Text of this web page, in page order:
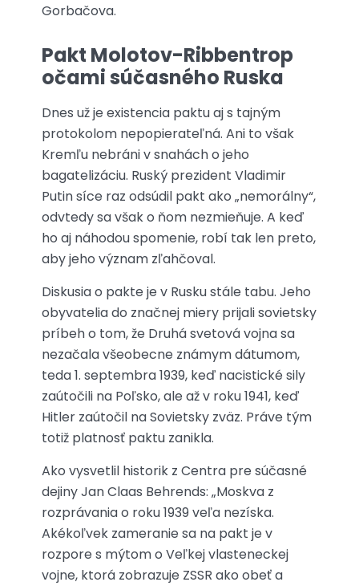
Gorbačova.
Pakt Molotov-Ribbentrop
očami súčasného Ruska
Dnes už je existencia paktu aj s tajným
protokolom nepopierateľná. Ani to však
Kremľu nebráni v snahách o jeho
bagatelizáciu. Ruský prezident Vladimir
Putin síce raz odsúdil pakt ako „nemorálny“,
odvtedy sa však o ňom nezmieňuje. A keď
ho aj náhodou spomenie, robí tak len preto,
aby jeho význam zľahčoval.
Diskusia o pakte je v Rusku stále tabu. Jeho
obyvatelia do značnej miery prijali sovietsky
príbeh o tom, že Druhá svetová vojna sa
nezačala všeobecne známym dátumom,
teda 1. septembra 1939, keď nacistické sily
zaútočili na Poľsko, ale až v roku 1941, keď
Hitler zaútočil na Sovietsky zväz. Práve tým
totiž platnosť paktu zanikla.
Ako vysvetlil historik z Centra pre súčasné
dejiny Jan Claas Behrends: „Moskva z
rozprávania o roku 1939 veľa nezíska.
Akékoľvek zameranie sa na pakt je v
rozpore s mýtom o Veľkej vlasteneckej
vojne, ktorá zobrazuje ZSSR ako obeť a